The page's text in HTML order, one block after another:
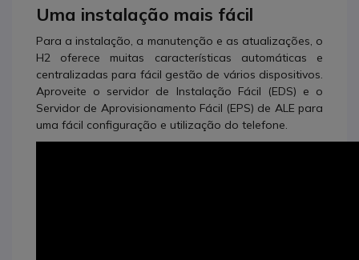
Uma instalação mais fácil
Para a instalação, a manutenção e as atualizações, o
H2 oferece muitas características automáticas e
centralizadas para fácil gestão de vários dispositivos.
Aproveite o servidor de Instalação Fácil (EDS) e o
Servidor de Aprovisionamento Fácil (EPS) de ALE para
uma fácil configuração e utilização do telefone.